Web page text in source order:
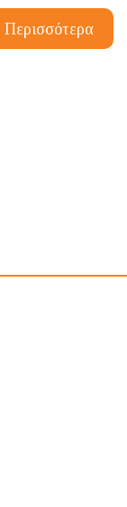
Περισσότερα